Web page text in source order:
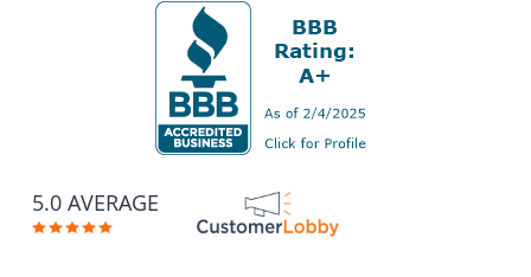
5.0 AVERAGE